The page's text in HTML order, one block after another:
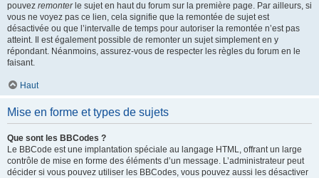
pouvez remonterle sujet en haut du forum sur la première page. Par ailleurs, si
vous ne voyez pas ce lien, cela signifie que la remontée de sujet est
désactivée ou que l’intervalle de temps pour autoriser la remontée n’est pas
atteint. Il est également possible de remonter un sujet simplement en y
répondant. Néanmoins, assurez-vous de respecter les règles du forum en le
faisant.
Haut
Mise en forme et types de sujets
Que sont les BBCodes ?
Le BBCode est une implantation spéciale au langage HTML, offrant un large
contrôle de mise en forme des éléments d’un message. L’administrateur peut
décider si vous pouvez utiliser les BBCodes, vous pouvez aussi les désactiver